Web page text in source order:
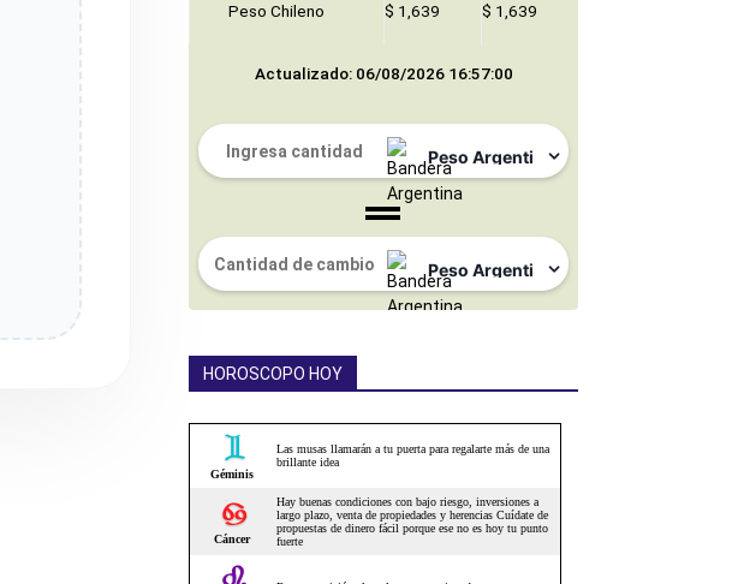
Peso Chileno $ 1,639 $ 1,639
Actualizado: 06/08/2026 16:57:00
HOROSCOPO HOY